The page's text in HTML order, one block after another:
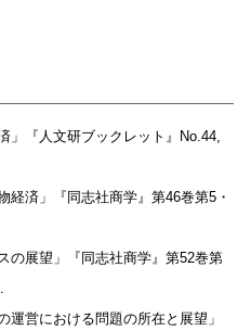
」『人文研ブックレット』No.44,
経済」『同志社商学』第46巻第5・
の展望」『同志社商学』第52巻第
営における問題の所在と展望」